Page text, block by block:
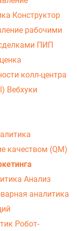
Конструктор
рабочими
ПИП
колл-центра
Вебхуки
качеством (QM)
Анализ
аналитика
Робот-